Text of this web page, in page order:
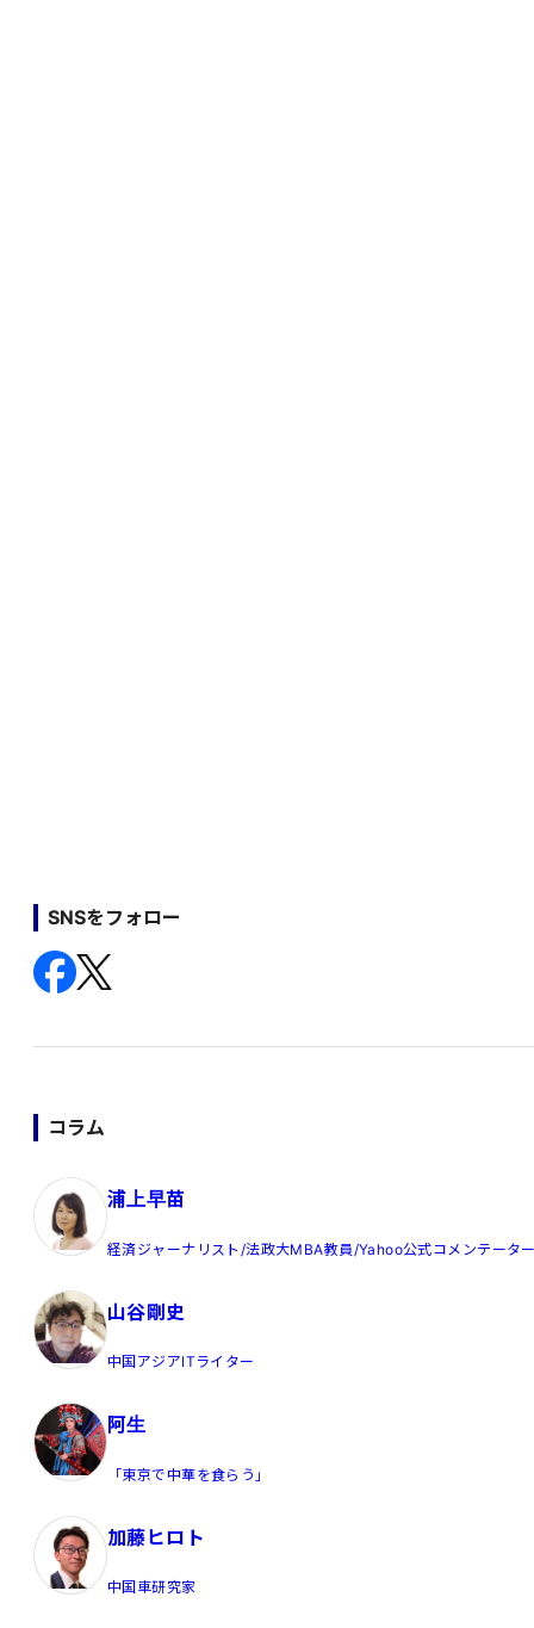
SNSをフォロー
コラム
浦上早苗
経済ジャーナリスト/法政大MBA教員/Yahoo公式コメンテータ
山谷剛史
中国アジアITライター
阿生
「東京で中華を食らう」
加藤ヒロト
中国車研究家